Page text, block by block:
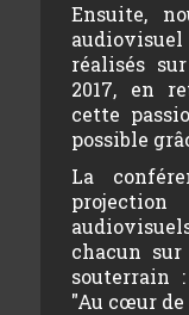
Ensuite,
réalisés
2017, en
cette
possible
La
chacun
souterrain
"Au cœur de